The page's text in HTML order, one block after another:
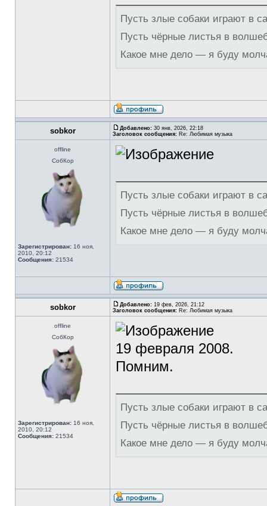
Пусть злые собаки играют в
Пусть чёрные листья в
Какое мне дело — я буду
sobkor Добавлено: 30 янв, 2026, 22:18
Заголовок сообщения: Re: Любимая музыка
offline
СобКор
Зарегистрирован: 16 ноя,
2010, 20:12
Сообщения: 21534
Пусть злые собаки играют в
Пусть чёрные листья в
Какое мне дело — я буду
sobkor Добавлено: 19 фев, 2026, 21:12
Заголовок сообщения: Re: Любимая музыка
offline
СобКор
Зарегистрирован: 16 ноя,
2010, 20:12
Сообщения: 21534
19 февраля 2008.
Помним.
Пусть злые собаки играют в
Пусть чёрные листья в
Какое мне дело — я буду